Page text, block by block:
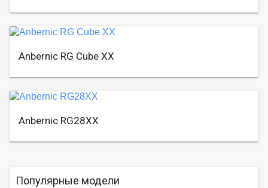
Anbernic RG Cube XX
Anbernic RG28XX
Популярные модели